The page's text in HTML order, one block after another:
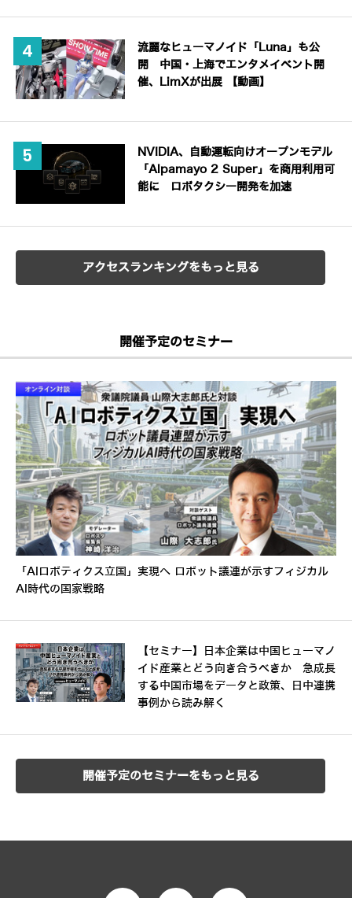
流麗なヒューマノイド「Luna」も公
開 中国・上海でエンタメイベント開
催、LimXが出展 【動画】
NVIDIA、自動運転向けオープンモデル
「Alpamayo 2 Super」を商用利用可
能に ロボタクシー開発を加速
アクセスランキングをもっと見る
開催予定のセミナー
「AIロボティクス立国」実現へ ロボット議連が示すフィジカル
AI時代の国家戦略
【セミナー】日本企業は中国ヒューマノ
イド産業とどう向き合うべきか 急成長
する中国市場をデータと政策、日中連携
事例から読み解く
開催予定のセミナーをもっと見る